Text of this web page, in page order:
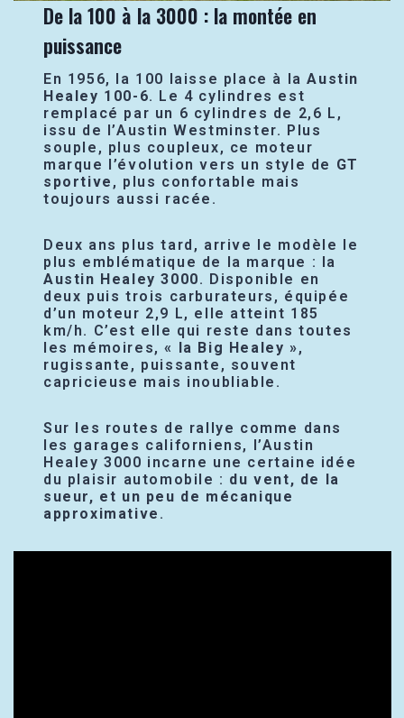
De la 100 à la 3000 : la montée en
puissance
En 1956, la 100 laisse place à laAustin
Healey 100-6. Le 4 cylindres est
remplacé par un 6 cylindres de 2,6 L,
issu de l’Austin Westminster. Plus
souple, plus coupleux, ce moteur
marque l’évolution vers un style de GT
sportive , plus confortable mais
toujours aussi racée.
Deux ans plus tard, arrive le modèle le
plus emblématique de la marque : la
Austin Healey 3000. Disponible en
deux puis trois carburateurs, équipée
d’un moteur 2,9 L, elle atteint 185
km/h. C’est elle qui reste dans toutes
les mémoires,« la Big Healey »,
rugissante, puissante, souvent
capricieuse mais inoubliable.
Sur les routes de rallye comme dans
les garages californiens, l’Austin
Healey 3000 incarne une certaine idée
du plaisir automobile : du vent, de la
sueur, et un peu de mécanique
approximative .